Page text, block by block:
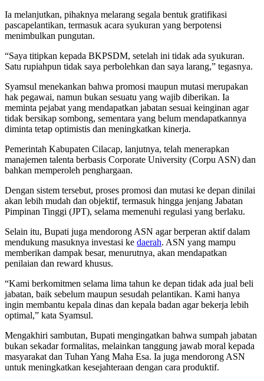
Ia melanjutkan, pihaknya melarang segala bentuk gratifikasi
pascapelantikan, termasuk acara syukuran yang berpotensi
menimbulkan pungutan.
“Saya titipkan kepada BKPSDM, setelah ini tidak ada syukuran.
Satu rupiahpun tidak saya perbolehkan dan saya larang,” tegasnya.
Syamsul menekankan bahwa promosi maupun mutasi merupakan
hak pegawai, namun bukan sesuatu yang wajib diberikan. Ia
meminta pejabat yang mendapatkan jabatan sesuai keinginan agar
tidak bersikap sombong, sementara yang belum mendapatkannya
diminta tetap optimistis dan meningkatkan kinerja.
Pemerintah Kabupaten Cilacap, lanjutnya, telah menerapkan
manajemen talenta berbasis Corporate University (Corpu ASN) dan
bahkan memperoleh penghargaan.
Dengan sistem tersebut, proses promosi dan mutasi ke depan dinilai
akan lebih mudah dan objektif, termasuk hingga jenjang Jabatan
Pimpinan Tinggi (JPT), selama memenuhi regulasi yang berlaku.
Selain itu, Bupati juga mendorong ASN agar berperan aktif dalam
mendukung masuknya investasi ke daerah. ASN yang mampu
memberikan dampak besar, menurutnya, akan mendapatkan
penilaian dan reward khusus.
“Kami berkomitmen selama lima tahun ke depan tidak ada jual beli
jabatan, baik sebelum maupun sesudah pelantikan. Kami hanya
ingin membantu kepala dinas dan kepala badan agar bekerja lebih
optimal,” kata Syamsul.
Mengakhiri sambutan, Bupati mengingatkan bahwa sumpah jabatan
bukan sekadar formalitas, melainkan tanggung jawab moral kepada
masyarakat dan Tuhan Yang Maha Esa. Ia juga mendorong ASN
untuk meningkatkan kesejahteraan dengan cara produktif.